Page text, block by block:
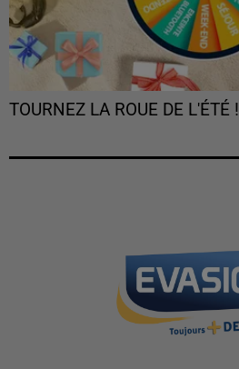
TOURNEZ LA ROUE DE L'ÉTÉ !